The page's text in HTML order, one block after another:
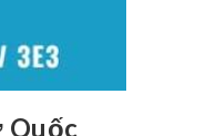
Quốc